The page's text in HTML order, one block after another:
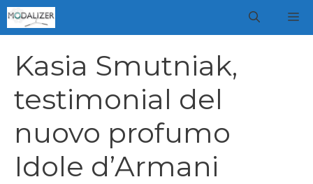
Vai
al
Kasia Smutniak,
testimonial del
nuovo profumo
Idole d’Armani